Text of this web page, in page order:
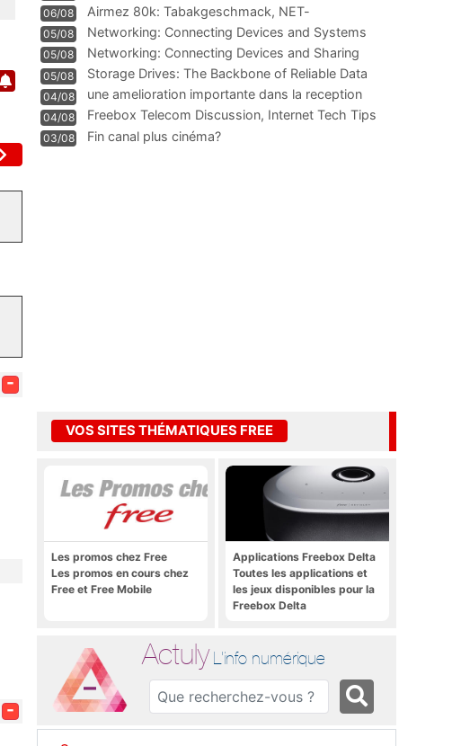
-
-
06/08
Airmez 80k: Tabakgeschmack, NET-
Technologie und Leistung im
05/08 Networking: Connecting Devices and Systems
05/08
Networking: Connecting Devices and Sharing
Information
05/08
Storage Drives: The Backbone of Reliable Data
Management
04/08
une amelioration importante dans la reception
WIFI
04/08
Freebox Telecom Discussion, Internet Tech Tips
Communi
03/08 Fin canal plus cinéma?
VOS SITES THÉMATIQUES FREE
Les promos chez Free
Les promos en cours chez
Free et Free Mobile
Applications Freebox Delta
Toutes les applications et
les jeux disponibles pour la
Freebox Delta
Actuly L'info numérique